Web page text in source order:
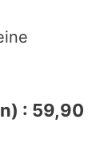
: 59,90